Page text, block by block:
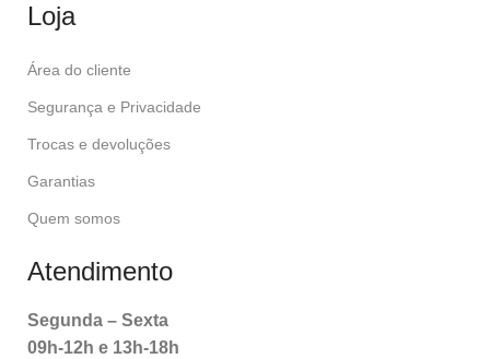
Loja
Área do cliente
Segurança e Privacidade
Trocas e devoluções
Garantias
Quem somos
Atendimento
Segunda – Sexta
09h-12h e 13h-18h